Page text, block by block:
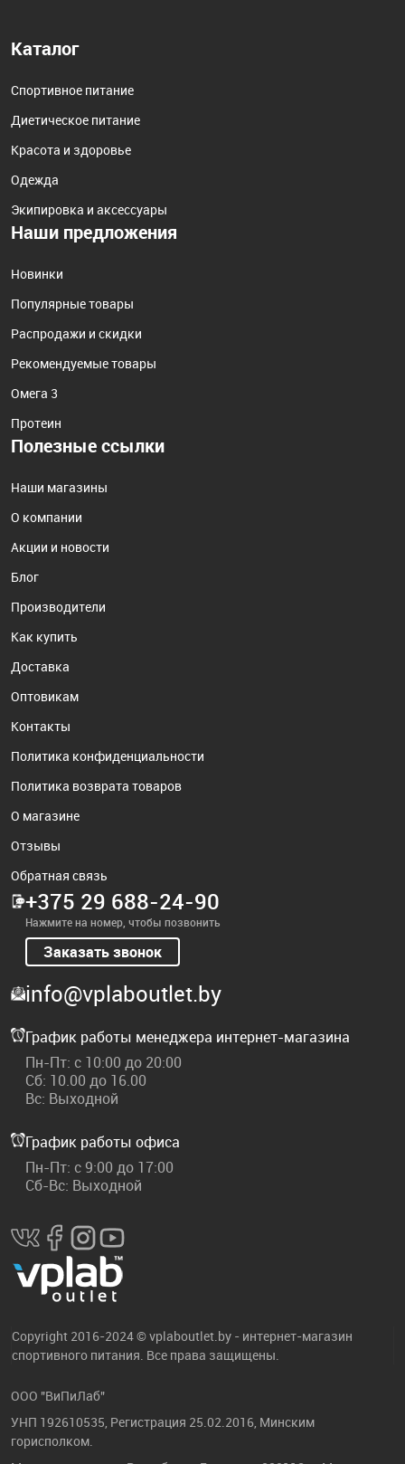
Каталог
Спортивное питание
Диетическое питание
Красота и здоровье
Одежда
Экипировка и аксессуары
Наши предложения
Новинки
Популярные товары
Распродажи и скидки
Рекомендуемые товары
Омега 3
Протеин
Полезные ссылки
Наши магазины
О компании
Акции и новости
Блог
Производители
Как купить
Доставка
Оптовикам
Контакты
Политика конфиденциальности
Политика возврата товаров
О магазине
Отзывы
Обратная связь
+375 29 688-24-90
Нажмите на номер, чтобы позвонить
Заказать звонок
info@vplaboutlet.by
График работы менеджера интернет-магазина
Пн-Пт: с 10:00 до 20:00
Сб: 10.00 до 16.00
Вс: Выходной
График работы офиса
Пн-Пт: с 9:00 до 17:00
Сб-Вс: Выходной
Copyright 2016-2024 © vplaboutlet.by - интернет-магазин
спортивного питания. Все права защищены.
ООО "ВиПиЛаб"
УНП 192610535, Регистрация 25.02.2016, Минским
горисполком.